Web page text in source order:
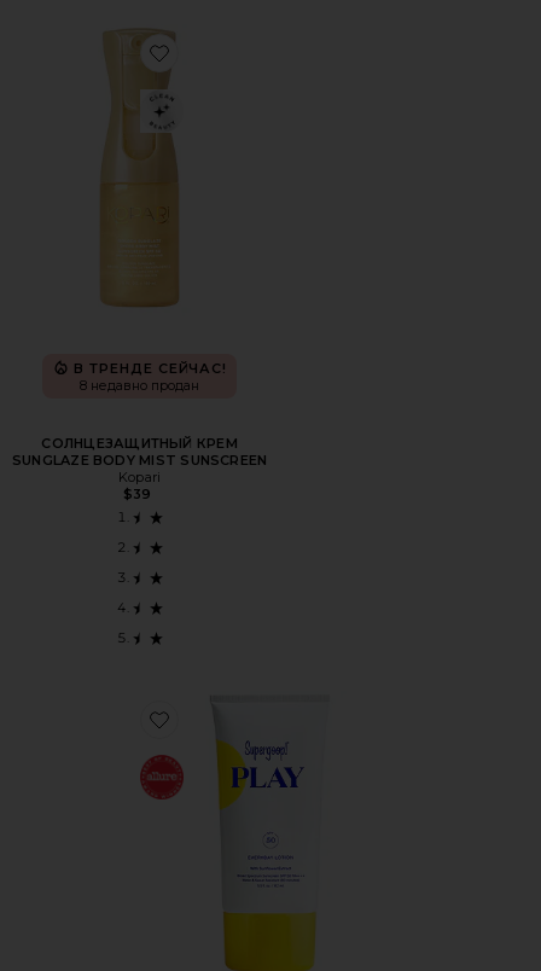
Favorite СОЛНЦЕЗАЩИТНЫЙ КРЕМ SUNGLAZE BODY
В ТРЕНДЕ СЕЙЧАС!
8 недавно продан
СОЛНЦЕЗАЩИТНЫЙ КРЕМ
SUNGLAZE BODY MIST SUNSCREEN
Kopari
$39
Favorite СОЛНЦЕЗАЩИТНЫЙ КРЕМ ДЛЯ ТЕЛА PLAY